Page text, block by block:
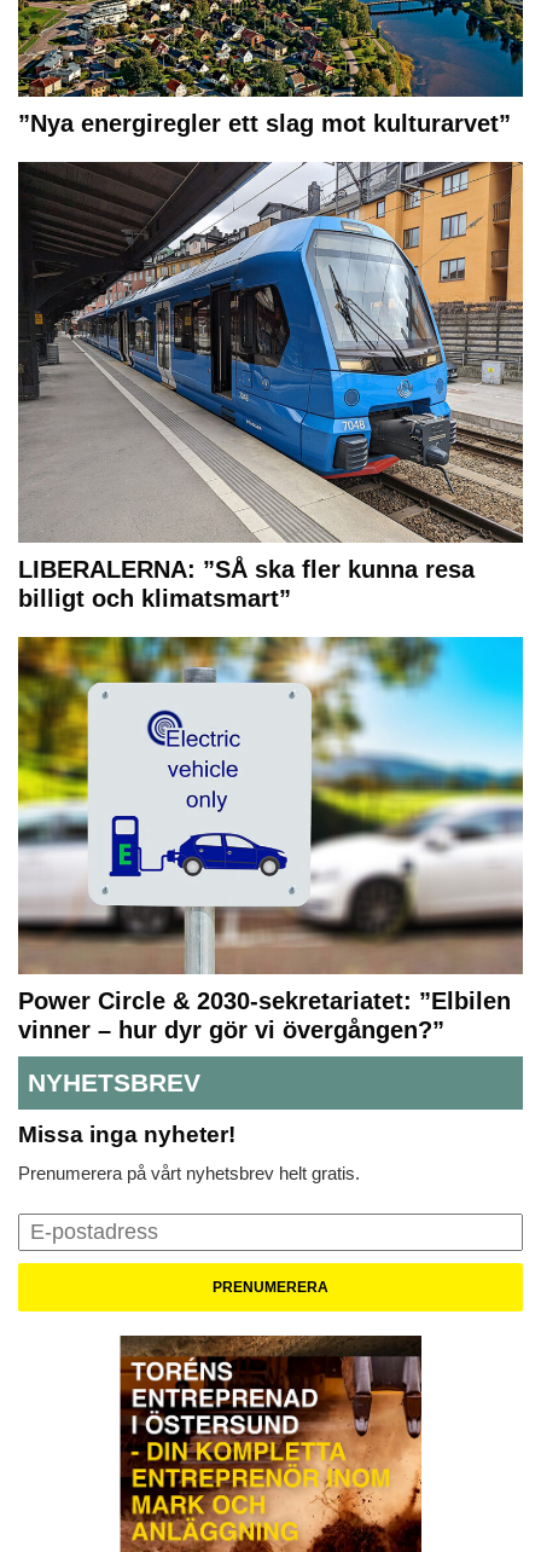
”Nya energiregler ett slag mot kulturarvet”
LIBERALERNA: ”SÅ ska fler kunna resa
billigt och klimatsmart”
Power Circle & 2030-sekretariatet: ”Elbilen
vinner – hur dyr gör vi övergången?”
NYHETSBREV
Missa inga nyheter!
Prenumerera på vårt nyhetsbrev helt gratis.